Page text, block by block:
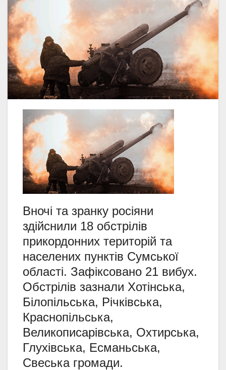
Вночі та зранку росіяни
здійснили 18 обстрілів
прикордонних територій та
населених пунктів Сумської
області. Зафіксовано 21 вибух.
Обстрілів зазнали Хотінська,
Білопільська, Річківська,
Краснопільська,
Великописарівська, Охтирська,
Глухівська, Есманьська,
Свеська громади.